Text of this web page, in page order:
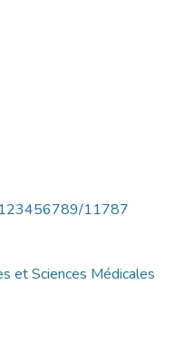
123456789/11787
et Sciences Médicales